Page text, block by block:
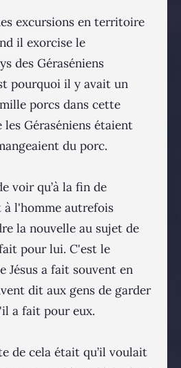
excursions en territoire
il exorcise le
des Géraséniens
pourquoi il y avait un
porcs dans cette
Géraséniens étaient
du porc.
voir qu’à la fin de
à l'homme autrefois
la nouvelle au sujet de
pour lui. C'est le
Jésus a fait souvent en
dit aux gens de garder
a fait pour eux.
de cela était qu’il voulait